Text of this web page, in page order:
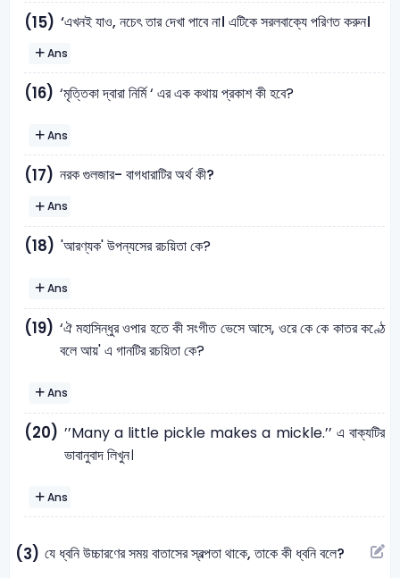
(15) ‘এখনই যাও, নচেৎ তার দেখা পাবে না। এটিকে সরলবাক্যে পরিণত করুন।
Ans
(16) ‘মৃত্তিকা দ্বারা নির্মি ‘ এর এক কথায় প্রকাশ কী হবে?
Ans
(17) নরক গুলজার- বাগধারাটির অর্থ কী?
Ans
(18) 'আরণ্যক' উপন্যসের রচয়িতা কে?
Ans
(19) ‘ঐ মহাসিন্ধুর ওপার হতে কী সংগীত ভেসে আসে, ওরে কে কে কাতর কণ্ঠে
বলে আয়' এ গানটির রচয়িতা কে?
Ans
(20) ’’Many a little pickle makes a mickle.’’ এ বাক্যটির
ভাবানুবাদ লিখুন।
Ans
(3) যে ধ্বনি উচ্চারণের সময় বাতাসের স্বল্পতা থাকে, তাকে কী ধ্বনি বলে?